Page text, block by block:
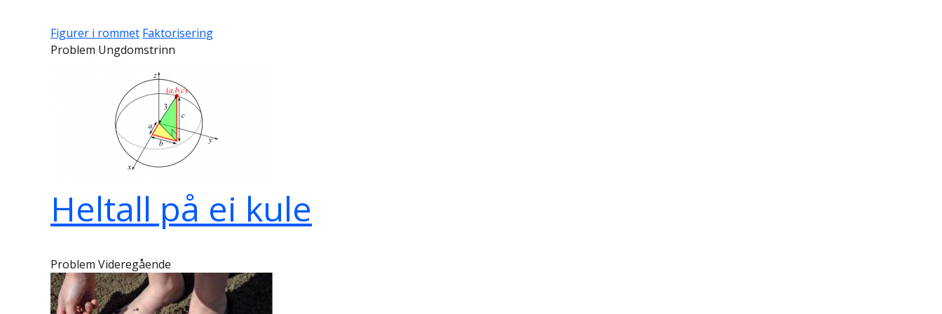
Figurer i rommet Faktorisering
Problem Ungdomstrinn
Heltall på ei kule
Problem Videregående